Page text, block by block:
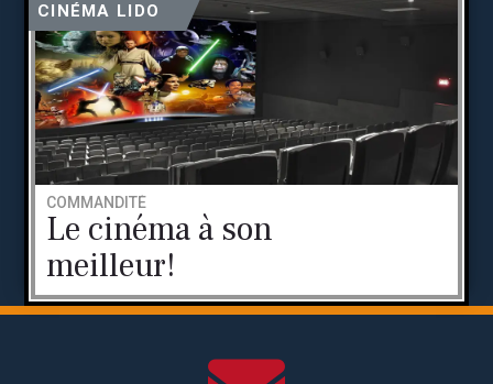
CINÉMA LIDO
COMMANDITÉ
Le cinéma à son
meilleur!